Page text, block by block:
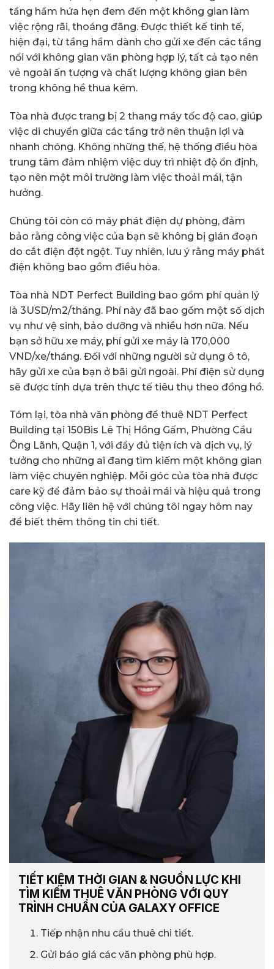
tầng hầm hứa hẹn đem đến một không gian làm
việc rộng rãi, thoáng đãng. Được thiết kế tinh tế,
hiện đại, từ tầng hầm dành cho gửi xe đến các tầng
nổi với không gian văn phòng hợp lý, tất cả tạo nên
vẻ ngoài ấn tượng và chất lượng không gian bên
trong không hề thua kém.
Tòa nhà được trang bị 2 thang máy tốc độ cao, giúp
việc di chuyển giữa các tầng trở nên thuận lợi và
nhanh chóng. Không những thế, hệ thống điều hòa
trung tâm đảm nhiệm việc duy trì nhiệt độ ổn định,
tạo nên một môi trường làm việc thoải mái, tận
hưởng.
Chúng tôi còn có máy phát điện dự phòng, đảm
bảo rằng công việc của bạn sẽ không bị gián đoạn
do cắt điện đột ngột. Tuy nhiên, lưu ý rằng máy phát
điện không bao gồm điều hòa.
Tòa nhà NDT Perfect Building bao gồm phí quản lý
là 3USD/m2/tháng. Phí này đã bao gồm một số dịch
vụ như vệ sinh, bảo dưỡng và nhiều hơn nữa. Nếu
bạn sở hữu xe máy, phí gửi xe máy là 170,000
VND/xe/tháng. Đối với những người sử dụng ô tô,
hãy gửi xe của bạn ở bãi gửi ngoài. Phí điện sử dụng
sẽ được tính dựa trên thực tế tiêu thụ theo đồng hồ.
Tóm lại, tòa nhà văn phòng để thuê NDT Perfect
Building tại 150Bis Lê Thị Hồng Gấm, Phường Cầu
Ông Lãnh, Quận 1, với đầy đủ tiện ích và dịch vụ, lý
tưởng cho những ai đang tìm kiếm một không gian
làm việc chuyên nghiệp. Mỗi góc của tòa nhà được
care kỹ để đảm bảo sự thoải mái và hiệu quả trong
công việc. Hãy liên hệ với chúng tôi ngay hôm nay
để biết thêm thông tin chi tiết.
TIẾT KIỆM THỜI GIAN & NGUỒN LỰC KHI
TÌM KIẾM THUÊ VĂN PHÒNG VỚI QUY
TRÌNH CHUẨN CỦA GALAXY OFFICE
Tiếp nhận nhu cầu thuê chi tiết.
Gửi báo giá các văn phòng phù hợp.